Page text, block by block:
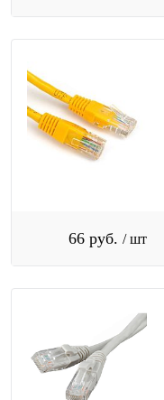
66 руб. / шт